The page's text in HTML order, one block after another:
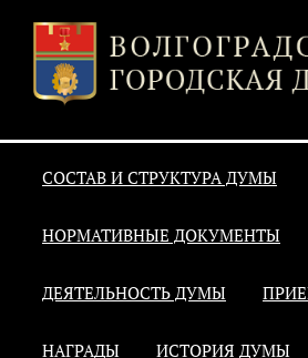
СОСТАВ И СТРУКТУРА ДУМЫ
НОРМАТИВНЫЕ ДОКУМЕНТЫ
ДЕЯТЕЛЬНОСТЬ ДУМЫ
НАГРАДЫ ИСТОРИЯ ДУМЫ